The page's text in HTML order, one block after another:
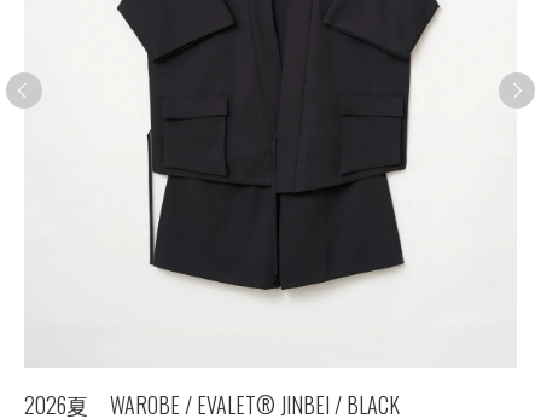
2026夏 WAROBE / EVALET®︎ JINBEI / BLACK